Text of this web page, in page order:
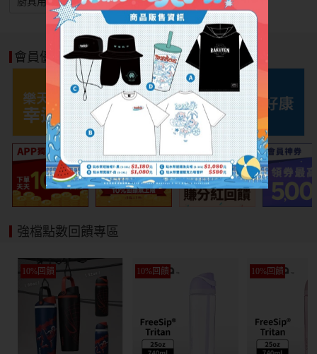
會員優惠好康
強檔點數回饋專區